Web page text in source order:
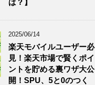
は？】
2025/06/14
楽天モバイルユーザー必
見！楽天市場で賢くポイ
ントを貯める裏ワザ大公
開！SPU、5と0のつく